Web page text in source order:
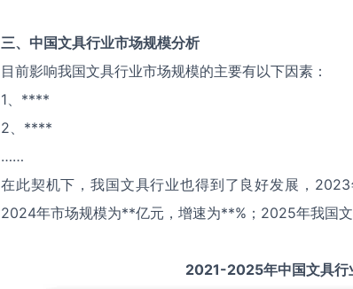
三、中国文具行业市场规模分析
目前影响我国文具行业市场规模的主要有以下因素：
1、****
2、****
……
在此契机下，我国文具行业也得到了良好发展，
2024年市场规模为**亿元，增速为**%；2025年我国文
2021-2025年中国文具行